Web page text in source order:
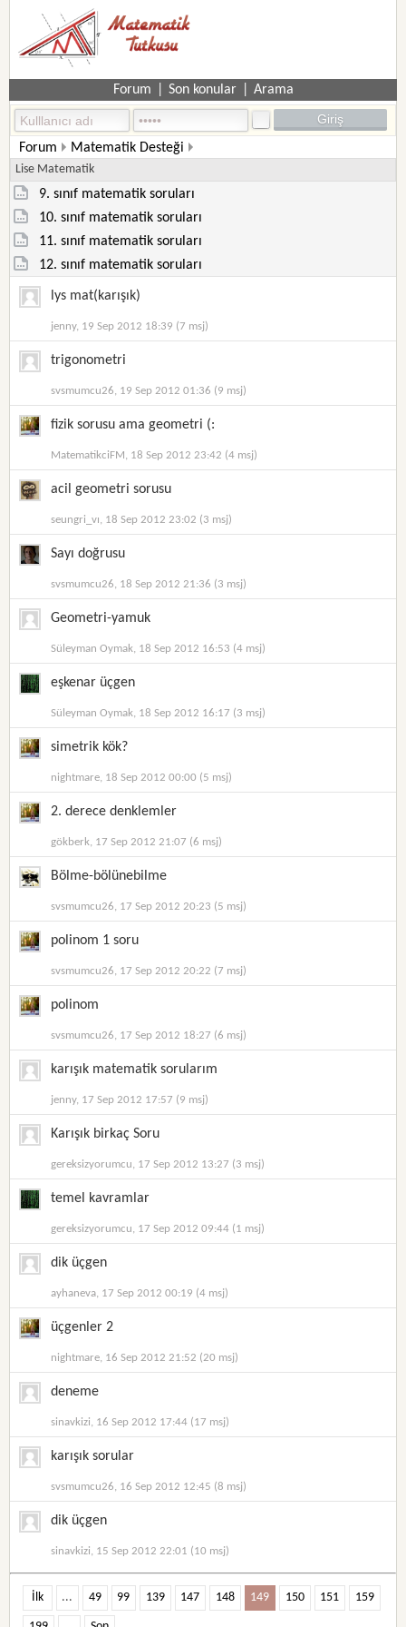
Forum Son konular Arama
Forum Matematik Desteği
Lise Matematik
9. sınıf matematik soruları
10. sınıf matematik soruları
11. sınıf matematik soruları
12. sınıf matematik soruları
lys mat(karışık)
jenny, 19 Sep 2012 18:39 (7 msj)
trigonometri
svsmumcu26, 19 Sep 2012 01:36 (9 msj)
fizik sorusu ama geometri (:
MatematikciFM, 18 Sep 2012 23:42 (4 msj)
acil geometri sorusu
seungri_vı, 18 Sep 2012 23:02 (3 msj)
Sayı doğrusu
svsmumcu26, 18 Sep 2012 21:36 (3 msj)
Geometri-yamuk
Süleyman Oymak, 18 Sep 2012 16:53 (4 msj)
eşkenar üçgen
Süleyman Oymak, 18 Sep 2012 16:17 (3 msj)
simetrik kök?
nightmare, 18 Sep 2012 00:00 (5 msj)
2. derece denklemler
gökberk, 17 Sep 2012 21:07 (6 msj)
Bölme-bölünebilme
svsmumcu26, 17 Sep 2012 20:23 (5 msj)
polinom 1 soru
svsmumcu26, 17 Sep 2012 20:22 (7 msj)
polinom
svsmumcu26, 17 Sep 2012 18:27 (6 msj)
karışık matematik sorularım
jenny, 17 Sep 2012 17:57 (9 msj)
Karışık birkaç Soru
gereksizyorumcu, 17 Sep 2012 13:27 (3 msj)
temel kavramlar
gereksizyorumcu, 17 Sep 2012 09:44 (1 msj)
dik üçgen
ayhaneva, 17 Sep 2012 00:19 (4 msj)
üçgenler 2
nightmare, 16 Sep 2012 21:52 (20 msj)
deneme
sinavkizi, 16 Sep 2012 17:44 (17 msj)
karışık sorular
svsmumcu26, 16 Sep 2012 12:45 (8 msj)
dik üçgen
sinavkizi, 15 Sep 2012 22:01 (10 msj)
İlk ... 49 99 139 147 148 149 150 151 159